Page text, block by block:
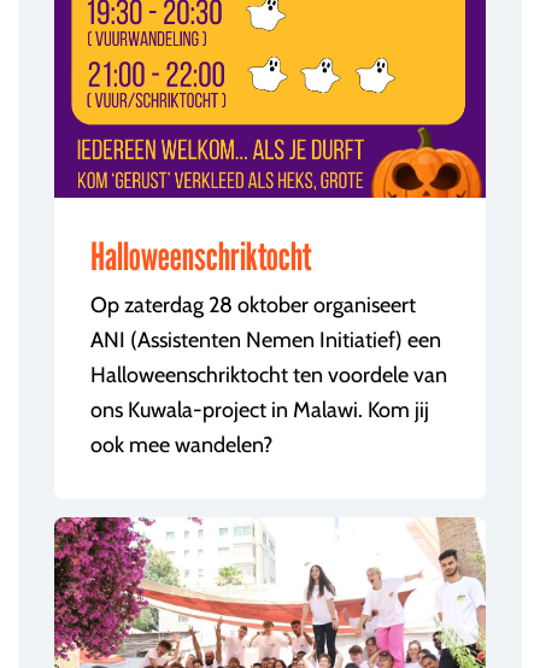
Halloweenschriktocht
Op zaterdag 28 oktober organiseert
ANI (Assistenten Nemen Initiatief) een
Halloweenschriktocht ten voordele van
ons Kuwala-project in Malawi. Kom jij
ook mee wandelen?